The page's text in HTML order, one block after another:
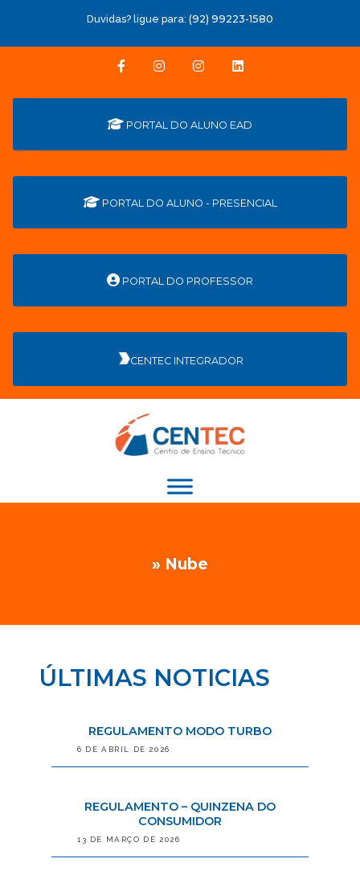
Duvidas? ligue para: (92) 99223-1580
PORTAL DO ALUNO EAD
PORTAL DO ALUNO - PRESENCIAL
PORTAL DO PROFESSOR
CENTEC INTEGRADOR
» Nube
ÚLTIMAS NOTICIAS
REGULAMENTO MODO TURBO
6 DE ABRIL DE 2026
REGULAMENTO – QUINZENA DO
CONSUMIDOR
13 DE MARÇO DE 2026